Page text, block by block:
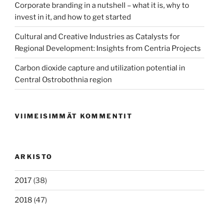
Corporate branding in a nutshell – what it is, why to
invest in it, and how to get started
Cultural and Creative Industries as Catalysts for
Regional Development: Insights from Centria Projects
Carbon dioxide capture and utilization potential in
Central Ostrobothnia region
VIIMEISIMMÄT KOMMENTIT
ARKISTO
2017 (38)
2018 (47)